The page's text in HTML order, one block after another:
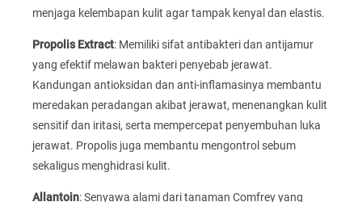
menjaga kelembapan kulit agar tampak kenyal dan elastis.
Propolis Extract: Memiliki sifat antibakteri dan antijamur
yang efektif melawan bakteri penyebab jerawat.
Kandungan antioksidan dan anti-inflamasinya membantu
meredakan peradangan akibat jerawat, menenangkan kulit
sensitif dan iritasi, serta mempercepat penyembuhan luka
jerawat. Propolis juga membantu mengontrol sebum
sekaligus menghidrasi kulit.
Allantoin: Senyawa alami dari tanaman Comfrey yang